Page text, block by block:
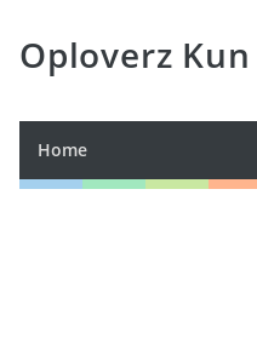
Oploverz Kun
Home